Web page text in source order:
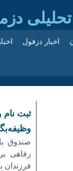
اخبار دزفول
صندوق
رفاهی
فرزندان